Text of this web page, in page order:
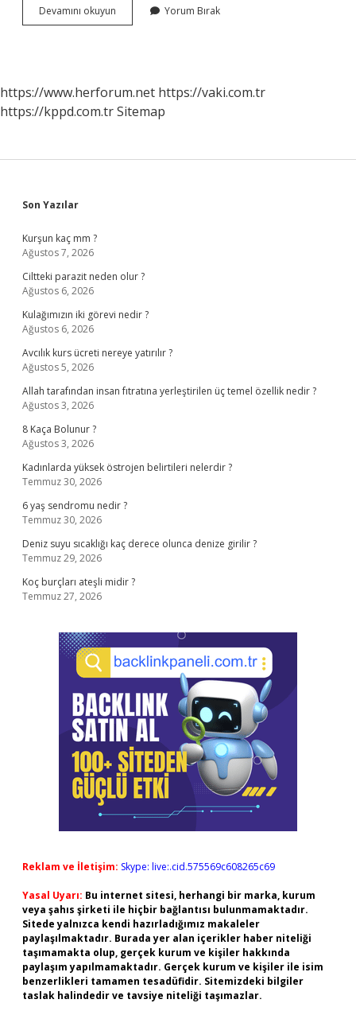
Devamını okuyun Tükürmek
Yansıma
Yorum Bırak
https://www.herforum.net https://vaki.com.tr
https://kppd.com.trSitemap
Sidebar
Son Yazılar
Kurşun kaç mm ?
Ağustos 7, 2026
Ciltteki parazit neden olur ?
Ağustos 6, 2026
Kulağımızın iki görevi nedir ?
Ağustos 6, 2026
Avcılık kurs ücreti nereye yatırılır ?
Ağustos 5, 2026
Allah tarafından insan fıtratına yerleştirilen üç temel özellik nedir ?
Ağustos 3, 2026
8 Kaça Bolunur ?
Ağustos 3, 2026
Kadınlarda yüksek östrojen belirtileri nelerdir ?
Temmuz 30, 2026
6 yaş sendromu nedir ?
Temmuz 30, 2026
Deniz suyu sıcaklığı kaç derece olunca denize girilir ?
Temmuz 29, 2026
Koç burçları ateşli midir ?
Temmuz 27, 2026
Reklam ve İletişim: Skype: live:.cid.575569c608265c69
Yasal Uyarı: Bu internet sitesi, herhangi bir marka, kurum
veya şahıs şirketi ile hiçbir bağlantısı bulunmamaktadır.
Sitede yalnızca kendi hazırladığımız makaleler
paylaşılmaktadır. Burada yer alan içerikler haber niteliği
taşımamakta olup, gerçek kurum ve kişiler hakkında
paylaşım yapılmamaktadır. Gerçek kurum ve kişiler ile isim
benzerlikleri tamamen tesadüfidir. Sitemizdeki bilgiler
taslak halindedir ve tavsiye niteliği taşımazlar.